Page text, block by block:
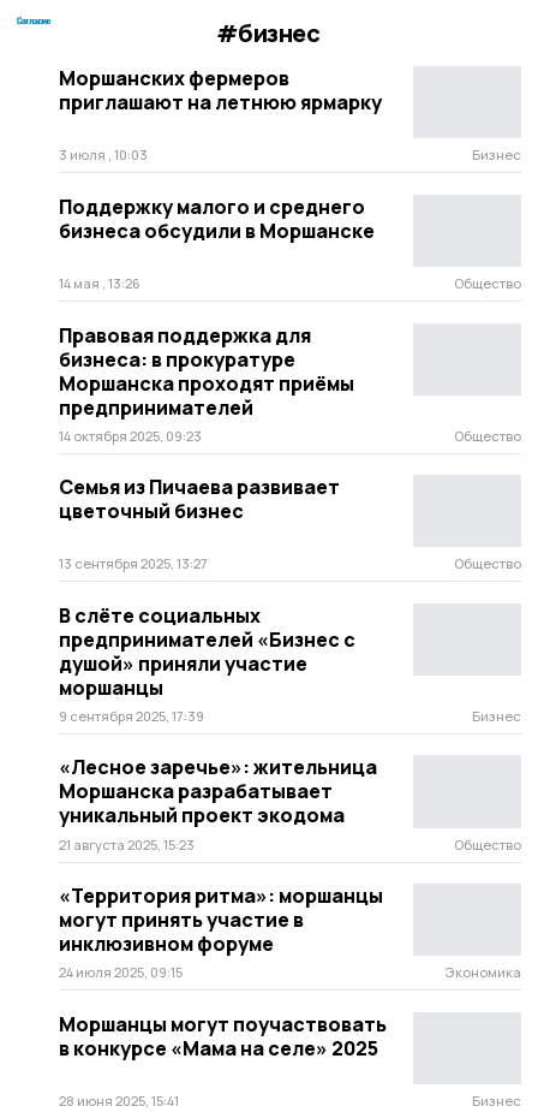
#бизнес
Моршанских фермеров
приглашают на летнюю ярмарку
3 июля , 10:03 Бизнес
Поддержку малого и среднего
бизнеса обсудили в Моршанске
14 мая , 13:26 Общество
Правовая поддержка для
бизнеса: в прокуратуре
Моршанска проходят приёмы
предпринимателей
14 октября 2025, 09:23 Общество
Семья из Пичаева развивает
цветочный бизнес
13 сентября 2025, 13:27 Общество
В слёте социальных
предпринимателей «Бизнес с
душой» приняли участие
моршанцы
9 сентября 2025, 17:39 Бизнес
«Лесное заречье»: жительница
Моршанска разрабатывает
уникальный проект экодома
21 августа 2025, 15:23 Общество
«Территория ритма»: моршанцы
могут принять участие в
инклюзивном форуме
24 июля 2025, 09:15 Экономика
Моршанцы могут поучаствовать
в конкурсе «Мама на селе» 2025
28 июня 2025, 15:41 Бизнес